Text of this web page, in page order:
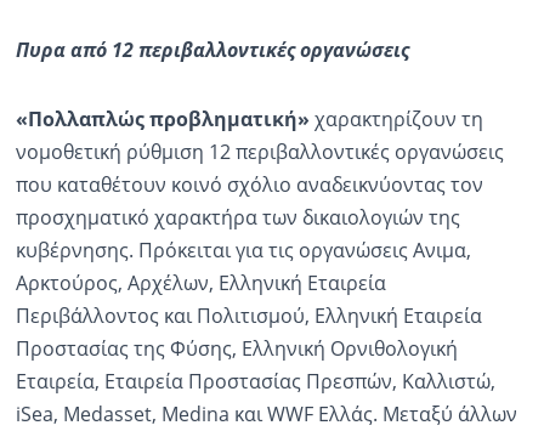
Πυρα από 12 περιβαλλοντικές οργανώσεις
«Πολλαπλώς προβληματική» χαρακτηρίζουν τη
νομοθετική ρύθμιση 12 περιβαλλοντικές οργανώσεις
που καταθέτουν κοινό σχόλιο αναδεικνύοντας τον
προσχηματικό χαρακτήρα των δικαιολογιών της
κυβέρνησης. Πρόκειται για τις οργανώσεις Ανιμα,
Αρκτούρος, Αρχέλων, Ελληνική Εταιρεία
Περιβάλλοντος και Πολιτισμού, Ελληνική Εταιρεία
Προστασίας της Φύσης, Ελληνική Ορνιθολογική
Εταιρεία, Εταιρεία Προστασίας Πρεσπών, Καλλιστώ,
iSea, Medasset, Medina και WWF Ελλάς. Μεταξύ άλλων